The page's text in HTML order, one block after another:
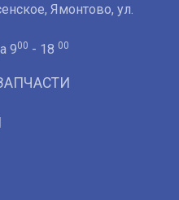
Ямонтово, ул.
900 - 18 00